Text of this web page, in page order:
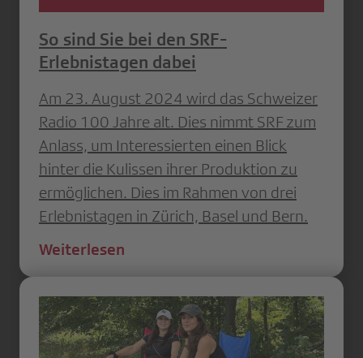
So sind Sie bei den SRF-
Erlebnistagen dabei
Am 23. August 2024 wird das Schweizer
Radio 100 Jahre alt. Dies nimmt SRF zum
Anlass, um Interessierten einen Blick
hinter die Kulissen ihrer Produktion zu
ermöglichen. Dies im Rahmen von drei
Erlebnistagen in Zürich, Basel und Bern.
Weiterlesen